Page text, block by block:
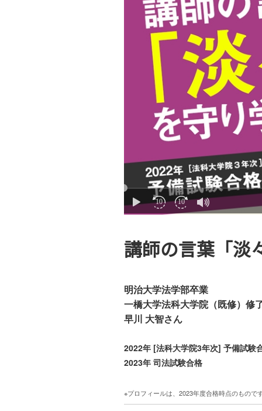
講師の言葉「淡
明治大学法学部卒業
一橋大学法科大学院（既修）修
早川 大智さん
2022年 [法科大学院3年次] 予備試験
2023年 司法試験合格
※プロフィールは、2023年度合格時点のもので